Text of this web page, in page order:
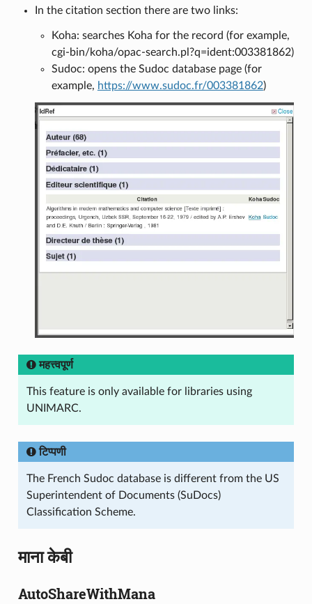
In the citation section there are two links:
Koha: searches Koha for the record (for example,
cgi-bin/koha/opac-search.pl?q=ident:003381862)
Sudoc: opens the Sudoc database page (for
example, https://www.sudoc.fr/003381862)
महत्त्वपूर्ण
This feature is only available for libraries using
UNIMARC.
टिप्पणी
The French Sudoc database is different from the US
Superintendent of Documents (SuDocs)
Classification Scheme.
माना केबी
AutoShareWithMana